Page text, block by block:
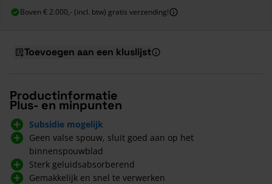
Boven € 2.000,- (incl. btw) gratis verzending!
Toevoegen aan een kluslijst
Productinformatie
Plus- en minpunten
Subsidie mogelijk
Geen valse spouw, sluit goed aan op het
binnenspouwblad
Sterk geluidsabsorberend
Gemakkelijk en snel te verwerken